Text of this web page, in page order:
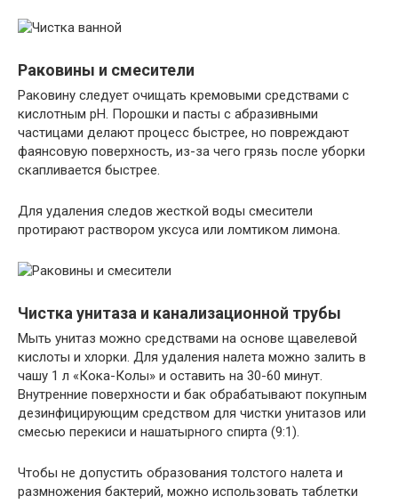
Раковины и смесители
Раковину следует очищать кремовыми средствами с
кислотным рН. Порошки и пасты с абразивными
частицами делают процесс быстрее, но повреждают
фаянсовую поверхность, из-за чего грязь после уборки
скапливается быстрее.
Для удаления следов жесткой воды смесители
протирают раствором уксуса или ломтиком лимона.
Чистка унитаза и канализационной трубы
Мыть унитаз можно средствами на основе щавелевой
кислоты и хлорки. Для удаления налета можно залить в
чашу 1 л «Кока-Колы» и оставить на 30-60 минут.
Внутренние поверхности и бак обрабатывают покупным
дезинфицирующим средством для чистки унитазов или
смесью перекиси и нашатырного спирта (9:1).
Чтобы не допустить образования толстого налета и
размножения бактерий, можно использовать таблетки